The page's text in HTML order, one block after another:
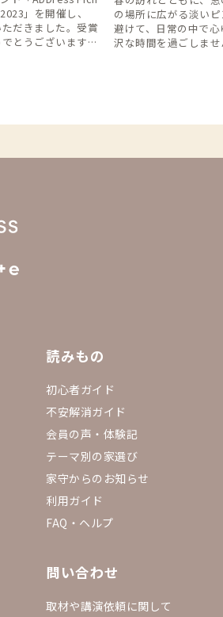
」を開催し、
だきました。受賞
とうございます！
ぜひどのような
ために活用くださ
13日にweb上で
上げ） ・入賞
の場所に広がる淡い
避けて、日常の中で
沢な時間を過ごしま
読みもの
初心者ガイド
不安解消ガイド
会員の声・体験記
テーマ別の家選び
家守からのお知らせ
利用ガイド
FAQ・ヘルプ
問い合わせ
取材や講演依頼に関して